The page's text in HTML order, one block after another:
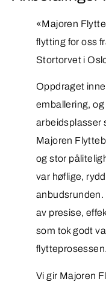
«Majoren
flytting for oss
Stortorvet i
Oppdraget
emballering,
arbeidsplasser
Majoren
og stor
var høflige,
anbudsrunden.
av presise,
som tok godt
flytteprosessen.
Vi gir Majoren